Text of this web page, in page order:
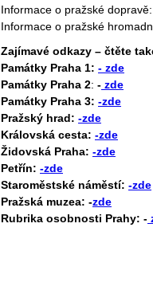
Informace o pražské
Informace o pražské
Zajímavé odkazy – čtěte
Památky Praha 1: - zde
Památky Praha 2: - zde
Památky Praha 3: -zde
Pražský hrad: -zde
Královská cesta: -zde
Židovská Praha: -zde
Petřín: -zde
Staroměstské náměstí: -zde
Pražská muzea: -zde
Rubrika osobnosti Prahy: -